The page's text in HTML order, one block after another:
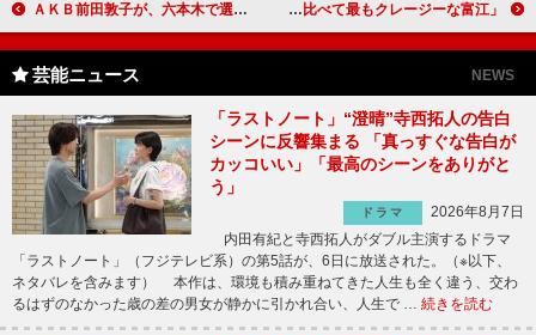
ＡＫＢ前田敦子が、六本木で選手宣誓 「お芝居になると女優の顔になる」 荒井萌が舞台あいさつ中、恐怖で号泣 仲村みう、「過去と比べて最もクレージーな富江」
芸能ニュース NEWS
「ラストノート」“澄晴”寺西拓人の告白
シーンに反響集まる 「真っすぐな告白が
カッコいい」「最高のシーンをありがと
う」
ドラマ
2026年8月7日
内田有紀と寺西拓人がダブル主演するドラマ
「ラストノート」（フジテレビ系）の第5話が、6日に放送された。（※以下、
ネタバレを含みます） 本作は、環境も積み重ねてきた人生も全く違う、交わ
るはずのなかった歳の差の男女が静かに引かれ合い、人生で … 続きを読む